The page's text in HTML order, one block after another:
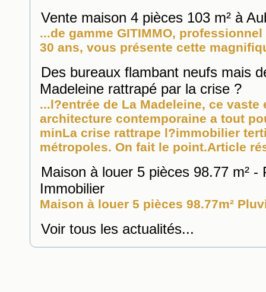
Vente maison 4 pièces 103 m² à
...de gamme GITIMMO, professionnel
30 ans, vous présente cette
Des bureaux flambant neufs mais
Madeleine rattrapé par la crise ?
...l?entrée de La Madeleine, ce
architecture contemporaine a tout
minLa crise rattrape l?immobilier
métropoles. On fait le point.Article
Maison à louer 5 pièces 98.77 m²
Immobilier
Maison à louer 5 pièces 98.77m²
Voir tous les actualités...